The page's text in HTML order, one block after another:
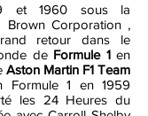
et 1960 sous la
Brown Corporation ,
retour dans le
de Formule 1en
Aston Martin F1 Team
Formule 1 en 1959
les 24 Heures du